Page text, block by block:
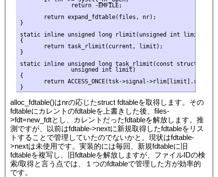
               return -EMFILE;
       return expand_fdtable(files, nr);
}
static inline unsigned long rlimit(unsigned int limit)
{
       return task_rlimit(current, limit);
}
static inline unsigned long task_rlimit(const struct
               unsigned int limit)
{
return ACCESS_ONCE(tsk->signal-
alloc_fdtable()はnrの応じたstruct fdtableを取得します。その
fdtableにカレントのfdtableを上書きした後、files-
>fdt=new_fdtとし、カレントだったfdtableを解放します。推
測ですが、以前はfdtable->nextに新規取得したfdtableをリス
トすることで管理していたのでないかと。現状はfdtable-
>nextは未使用です。実装的には毎回、新規fdtableに旧
fdtableを複写し、旧fdtableを解放しますが、ファイルIDの検
索/取得と言う点では、１つのfdtableで管理した方が効率的
です。